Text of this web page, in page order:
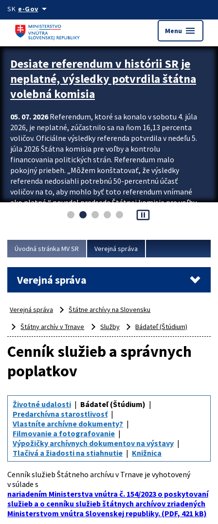
Preskocit na hlavný obsah
SK e-Govarrow_drop_down
Menu menu
Zastavit automatický posun upútavok
Desiate referendum v histórii SR je
neplatné, výsledky potvrdila štátna
volebná komisia
05. 07. 2026Referendum, ktoré sa konalo v sobotu 4. júla
2026, je neplatné, zúčastnilo sa na ňom 16,13 percenta
voličov. Oficiálne výsledky referenda potvrdila v nedeľu 5.
júla 2026 Štátna komisia pre voľby a kontrolu
financovania politických strán. Referendum malo
pokojný priebeh. „Môžem konštatovať, že výsledky
referenda nedosiahli potrebnú 50-percentnú účasť
voličov na to, aby mohlo byť toto referendum vnímané
ako platné,“ povedal predseda Štátnej komisie pre voľby
a kontrolu financovania politických...
pause_presentation
Úvodná stránka MV SR Verejná správa
Verejná správa
Verejná správa
Štátne archívy na Slovensku
Štátny archív v Trnave
Služby Bádateľ (Štúdium)
Cenník služieb a správnych
poplatkov
Životné udalosti
Bádateľ (Štúdium)
Predarchívna starostlivosť
Vlastníte archívne dokumenty?
Filmovanie a fotografovanie
Výpožičky archívnych dokumentov na výstavy
Tlačivá a žiadosti na stiahnutie
Knižnica
Cenník služieb Štátneho archívu v Trnave je vyhotovený
v súlade s
nariadením Ministerstva vnútra č. 154/2023 o poskytovaní
služieb a o cenníku služieb štátnych archívov zriadených
Ministerstvom vnútra Slovenskej republiky. (PDF, 421 kB)